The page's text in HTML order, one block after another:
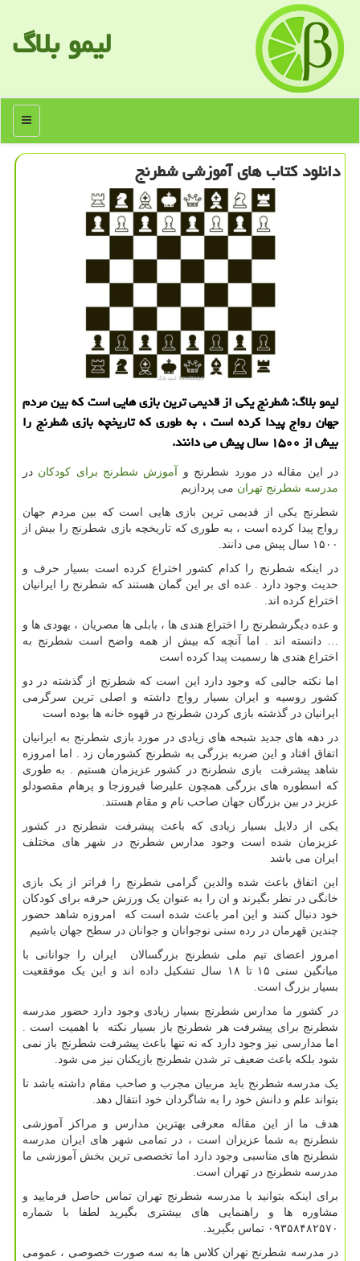
لیمو بلاگ
منو
دانلود كتاب های آموزشی شطرنج
لیمو بلاگ: شطرنج یكی از قدیمی ترین بازی هایی است كه بین مردم
جهان رواج پیدا كرده است ، به طوری كه تاریخچه بازی شطرنج را
بیش از ۱۵۰۰ سال پیش می دانند.
در این مقاله در مورد شطرنج و آموزش شطرنج برای کودکان در
مدرسه شطرنج تهران می پردازیم
شطرنج یکی از قدیمی ترین بازی هایی است که بین مردم جهان
رواج پیدا کرده است ، به طوری که تاریخچه بازی شطرنج را بیش از
۱۵۰۰ سال پیش می دانند.
در اینکه شطرنج را کدام کشور اختراع کرده است بسیار حرف و
حدیث وجود دارد . عده ای بر این گمان هستند که شطرنج را ایرانیان
اختراع کرده اند.
و عده دیگرشطرنج را اختراع هندی ها ، بابلی ها مصریان ، یهودی ها و
… دانسته اند . اما آنچه که بیش از همه واضح است شطرنج به
اختراع هندی ها رسمیت پیدا کرده است
اما نکته جالبی که وجود دارد این است که شطرنج از گذشته در دو
کشور روسیه و ایران بسیار رواج داشته و اصلی ترین سرگرمی
ایرانیان در گذشته بازی کردن شطرنج در قهوه خانه ها بوده است
در دهه های جدید شبحه های زیادی در مورد بازی شطرنج به ایرانیان
اتفاق افتاد و این ضربه بزرگی به شطرنج کشورمان زد . اما امروزه
شاهد پیشرفت بازی شطرنج در کشور عزیزمان هستیم . به طوری
که اسطوره های بزرگی همچون علیرضا فیروزجا و پرهام مقصودلو
عزیز در بین بزرگان جهان صاحب نام و مقام هستند.
یکی از دلایل بسیار زیادی که باعث پیشرفت شطرنج در کشور
عزیزمان شده است وجود مدارس شطرنج در شهر های مختلف
ایران می باشد
این اتفاق باعث شده والدین گرامی شطرنج را فراتر از یک بازی
خانگی در نظر بگیرند و ان را به عنوان یک ورزش حرفه برای کودکان
خود دنبال کنند و این امر باعث شده است که امروزه شاهد حضور
چندین قهرمان در رده سنی نوجوانان و جوانان در سطح جهان باشیم
امروز اعضای تیم ملی شطرنج بزرگسالان ایران را جوانانی با
میانگین سنی ۱۵ تا ۱۸ سال تشکیل داده اند و این یک موفقعیت
بسیار بزرگ است.
در کشور ما مدارس شطرنج بسیار زیادی وجود دارد حضور مدرسه
شطرنج برای پیشرفت هر شطرنج باز بسیار نکته با اهمیت است .
اما مدارسی نیز وجود دارد که نه تنها باعث پیشرفت شطرنج باز نمی
شود بلکه باعث ضعیف تر شدن شطرنج بازیکنان نیز می شود.
یک مدرسه شطرنج باید مربیان مجرب و صاحب مقام داشته باشد تا
بتواند علم و دانش خود را به شاگردان خود انتقال دهد.
هدف ما از این مقاله معرفی بهترین مدارس و مراکز آموزشی
شطرنج به شما عزیزان است ، در تمامی شهر های ایران مدرسه
شطرنج های مناسبی وجود دارد اما تخصصی ترین بخش آموزشی ما
مدرسه شطرنج در تهران است.
برای اینکه بتوانید با مدرسه شطرنج تهران تماس حاصل فرمایید و
مشاوره ها و راهنمایی های بیشتری بگیرید لطفا با شماره
۰۹۳۵۸۴۸۲۵۷۰ تماس بگیرید.
در مدرسه شطرنج تهران کلاس ها به سه صورت خصوصی ، عمومی